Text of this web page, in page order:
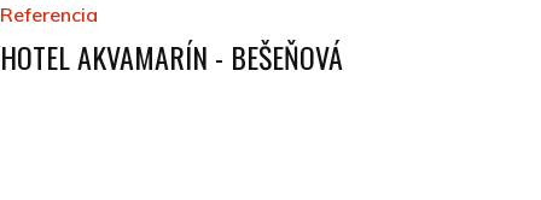
Referencia
HOTEL AKVAMARÍN - BEŠEŇOVÁ